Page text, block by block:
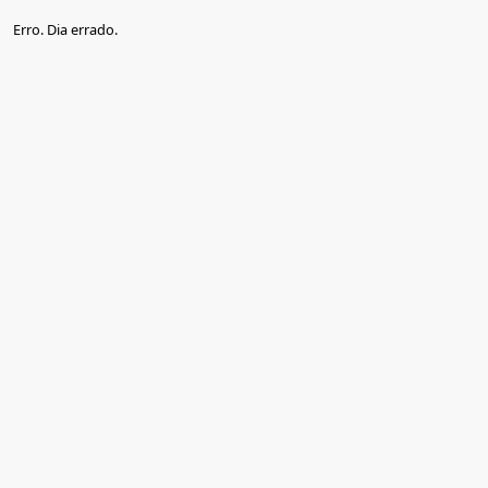
Erro. Dia errado.